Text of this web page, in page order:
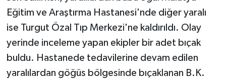
Eğitim ve Araştırma Hastanesi'nde diğer yaralı
ise Turgut Özal Tıp Merkezi'ne kaldırıldı. Olay
yerinde inceleme yapan ekipler bir adet bıçak
buldu. Hastanede tedavilerine devam edilen
yaralılardan göğüs bölgesinde bıçaklanan B.K.